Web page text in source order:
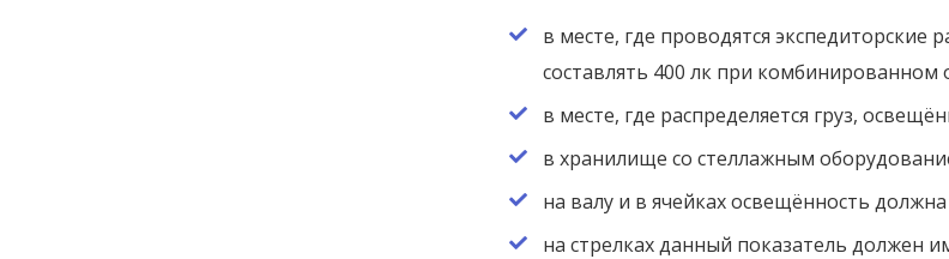
в месте, где проводятся
составлять 400 лк при
в месте, где распределяется груз,
в хранилище со стеллажным
на валу и в ячейках освещённость должна
на стрелках данный показатель должен